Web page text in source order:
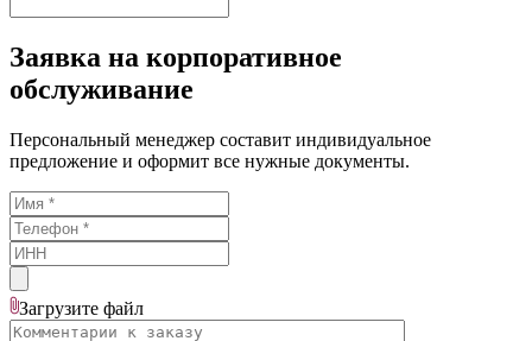
Заявка на корпоративное
обслуживание
Персональный менеджер составит индивидуальное
предложение и оформит все нужные документы.
Загрузите файл